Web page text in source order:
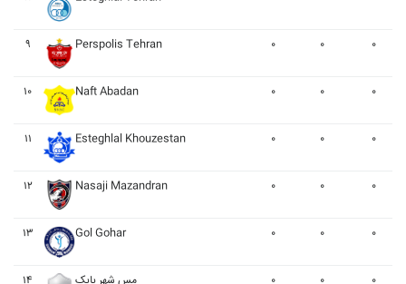
۹ Perspolis Tehran ۰ ۰ ۰
۱۰ Naft Abadan ۰ ۰ ۰
۱۱ Esteghlal Khouzestan ۰ ۰ ۰
۱۲ Nasaji Mazandran ۰ ۰ ۰
۱۳ Gol Gohar ۰ ۰ ۰